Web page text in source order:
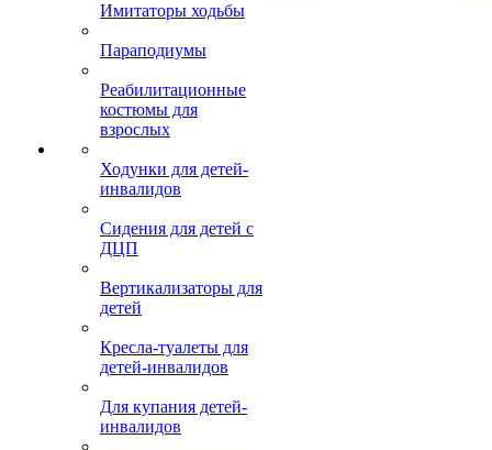
Имитаторы ходьбы
Параподиумы
Реабилитационные
костюмы для
взрослых
Ходунки для детей-
инвалидов
Сидения для детей с
ДЦП
Вертикализаторы для
детей
Кресла-туалеты для
детей-инвалидов
Для купания детей-
инвалидов